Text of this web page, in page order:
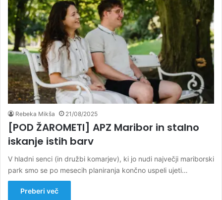
Rebeka Mikša 21/08/2025
[POD ŽAROMETI] APZ Maribor in stalno
iskanje istih barv
V hladni senci (in družbi komarjev), ki jo nudi največji mariborski
park smo se po mesecih planiranja končno uspeli ujeti…
Preberi več